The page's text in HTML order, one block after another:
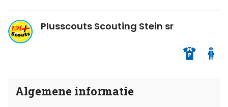
Plusscouts Scouting Stein sr
Algemene informatie